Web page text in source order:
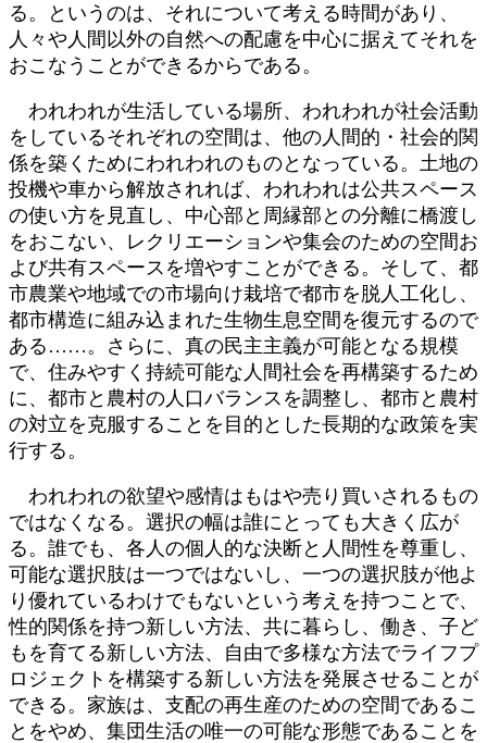
る。というのは、それについて考える時間があり、
人々や人間以外の自然への配慮を中心に据えてそれを
おこなうことができるからである。
われわれが生活している場所、われわれが社会活動
をしているそれぞれの空間は、他の人間的・社会的関
係を築くためにわれわれのものとなっている。土地の
投機や車から解放されれば、われわれは公共スペース
の使い方を見直し、中心部と周縁部との分離に橋渡し
をおこない、レクリエーションや集会のための空間お
よび共有スペースを増やすことができる。そして、都
市農業や地域での市場向け栽培で都市を脱人工化し、
都市構造に組み込まれた生物生息空間を復元するので
ある……。さらに、真の民主主義が可能となる規模
で、住みやすく持続可能な人間社会を再構築するため
に、都市と農村の人口バランスを調整し、都市と農村
の対立を克服することを目的とした長期的な政策を実
行する。
われわれの欲望や感情はもはや売り買いされるもの
ではなくなる。選択の幅は誰にとっても大きく広が
る。誰でも、各人の個人的な決断と人間性を尊重し、
可能な選択肢は一つではないし、一つの選択肢が他よ
り優れているわけでもないという考えを持つことで、
性的関係を持つ新しい方法、共に暮らし、働き、子ど
もを育てる新しい方法、自由で多様な方法でライフプ
ロジェクトを構築する新しい方法を発展させることが
できる。家族は、支配の再生産のための空間であるこ
とをやめ、集団生活の唯一の可能な形態であることを